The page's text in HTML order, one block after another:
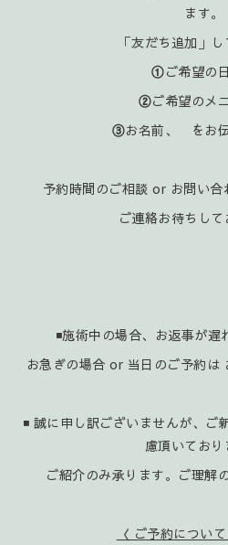
ます。
「友だち追加」し
①ご希望の
②ご希望のメ
③お名前、 をお伝
予約時間のご相談 or お問い合
ご連絡お待ちして
◾施術中の場合、お返事が遅
お急ぎの場合 or 当日のご予約は
◾ 誠に申し訳ございませんが、
慮頂いており
ご紹介のみ承ります。ご理解
〈 ご予約につい